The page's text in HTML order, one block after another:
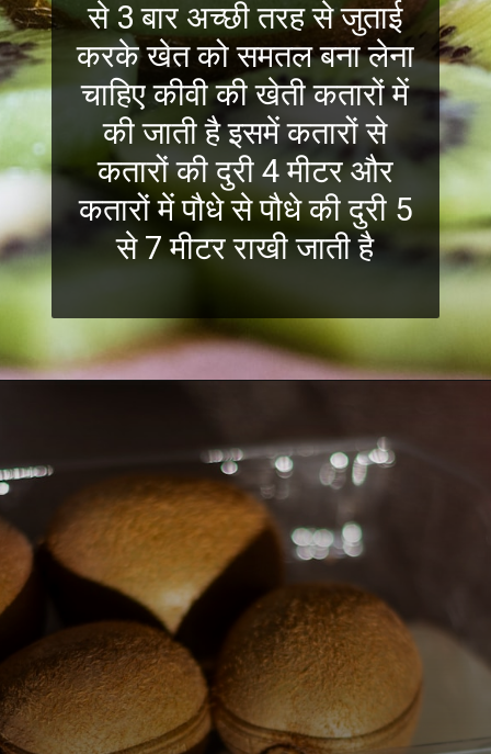
से 3 बार अच्छी तरह से जुताई
करके खेत को समतल बना लेना
चाहिए कीवी की खेती कतारों में
की जाती है इसमें कतारों से
कतारों की दुरी 4 मीटर और
कतारों में पौधे से पौधे की दुरी 5
से 7 मीटर राखी जाती है